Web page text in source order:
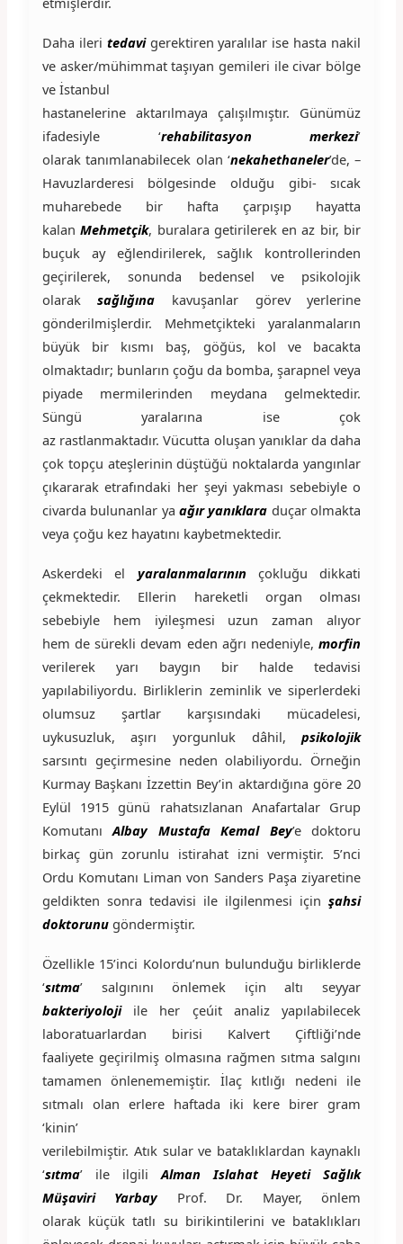
Daha ileri tedavi gerektiren yaralılar ise hasta nakil
ve asker/mühimmat taşıyan gemileri ile civar bölge
ve İstanbul
hastanelerine aktarılmaya çalışılmıştır. Günümüz
ifadesiyle ‘rehabilitasyon merkezi’
olarak tanımlanabilecek olan ‘nekahethaneler’de, –
Havuzlarderesi bölgesinde olduğu gibi- sıcak
muharebede bir hafta çarpışıp hayatta
kalanMehmetçik, buralara getirilerek en az bir, bir
buçuk ay eğlendirilerek, sağlık kontrollerinden
geçirilerek, sonunda bedensel ve psikolojik
olaraksağlığına
kavuşanlar görev yerlerine
gönderilmişlerdir. Mehmetçikteki yaralanmaların
büyük bir kısmı baş, göğüs, kol ve bacakta
olmaktadır; bunların çoğu da bomba, şarapnel veya
piyade mermilerinden meydana gelmektedir.
Süngü yaralarına ise çok
az rastlanmaktadır. Vücutta oluşan yanıklar da daha
çok topçu ateşlerinin düştüğü noktalarda yangınlar
çıkararak etrafındaki her şeyi yakması sebebiyle o
civarda bulunanlar ya ağır yanıklara duçar olmakta
veya çoğu kez hayatını kaybetmektedir.
Askerdeki el yaralanmalarının
çokluğu dikkati
çekmektedir. Ellerin hareketli organ olması
sebebiyle hem iyileşmesi uzun zaman alıyor
hem de sürekli devam eden ağrı nedeniyle,morfin
verilerek yarı baygın bir halde tedavisi
yapılabiliyordu. Birliklerin zeminlik ve siperlerdeki
olumsuz şartlar karşısındaki mücadelesi,
uykusuzluk, aşırı yorgunluk dâhil,psikolojik
sarsıntı geçirmesine neden olabiliyordu. Örneğin
Kurmay Başkanı İzzettin Bey’in aktardığına göre 20
Eylül 1915 günü rahatsızlanan Anafartalar Grup
KomutanıAlbay Mustafa Kemal Bey’e doktoru
birkaç gün zorunlu istirahat izni vermiştir. 5’nci
Ordu Komutanı Liman von Sanders Paşa ziyaretine
geldikten sonra tedavisi ile ilgilenmesi için şahsi
doktorunugöndermiştir.
Özellikle 15’inci Kolordu’nun bulunduğu birliklerde
‘sıtma’ salgınını önlemek için altı seyyar
bakteriyoloji
ile her çeúit analiz yapılabilecek
laboratuarlardan birisi Kalvert Çiftliği’nde
faaliyete geçirilmiş olmasına rağmen sıtma salgını
tamamen önlenememiştir. İlaç kıtlığı nedeni ile
sıtmalı olan erlere haftada iki kere birer gram
‘kinin’
verilebilmiştir. Atık sular ve bataklıklardan kaynaklı
‘sıtma’ ile ilgiliAlman Islahat Heyeti Sağlık
Müşaviri Yarbay
Prof. Dr. Mayer, önlem
olarak küçük tatlı su birikintilerini ve bataklıkları